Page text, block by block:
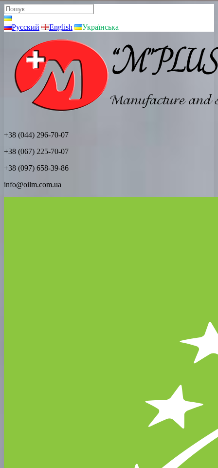
Русский English Українська
+38 (044) 296-70-07
+38 (067) 225-70-07
+38 (097) 658-39-86
info@oilm.com.ua